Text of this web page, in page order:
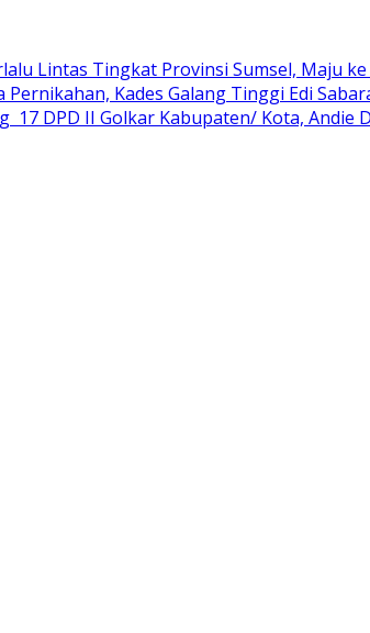
Lintas Tingkat Provinsi Sumsel, Maju
Pernikahan, Kades Galang Tinggi Edi
17 DPD II Golkar Kabupaten/ Kota, Andie